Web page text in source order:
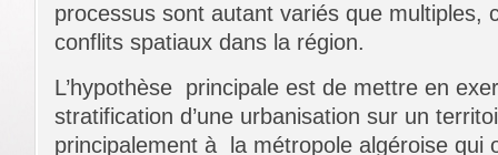
processus sont autant variés que multiples,
conflits spatiaux dans la région.
L’hypothèse principale est de mettre en
stratification d’une urbanisation sur un
principalement à la métropole algéroise qui